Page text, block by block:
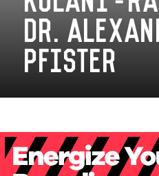
Dr.
Pfister